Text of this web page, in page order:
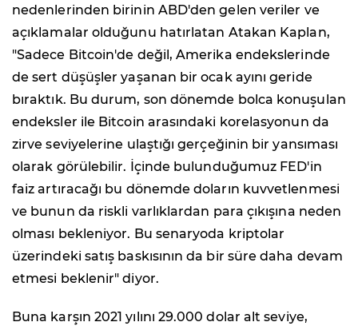
nedenlerinden birinin ABD'den gelen veriler ve
açıklamalar olduğunu hatırlatan Atakan Kaplan,
"Sadece Bitcoin'de değil, Amerika endekslerinde
de sert düşüşler yaşanan bir ocak ayını geride
bıraktık. Bu durum, son dönemde bolca konuşulan
endeksler ile Bitcoin arasındaki korelasyonun da
zirve seviyelerine ulaştığı gerçeğinin bir yansıması
olarak görülebilir. İçinde bulunduğumuz FED'in
faiz artıracağı bu dönemde doların kuvvetlenmesi
ve bunun da riskli varlıklardan para çıkışına neden
olması bekleniyor. Bu senaryoda kriptolar
üzerindeki satış baskısının da bir süre daha devam
etmesi beklenir" diyor.
Buna karşın 2021 yılını 29.000 dolar alt seviye,